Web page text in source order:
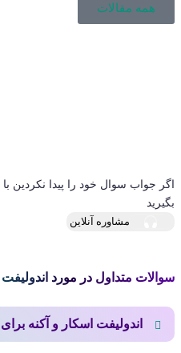
همه مقالات
اگر جواب سوال خود را پیدا نکردین با
بگیرید
مشاوره آنلاین
سوالات متداول در مورد اندولیفت
اندولیفت اسکار و آکنه